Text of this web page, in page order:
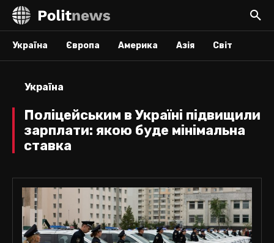
Україна Європа Америка Азія Світ
Україна
Поліцейським в Україні підвищили
зарплати: якою буде мінімальна
ставка